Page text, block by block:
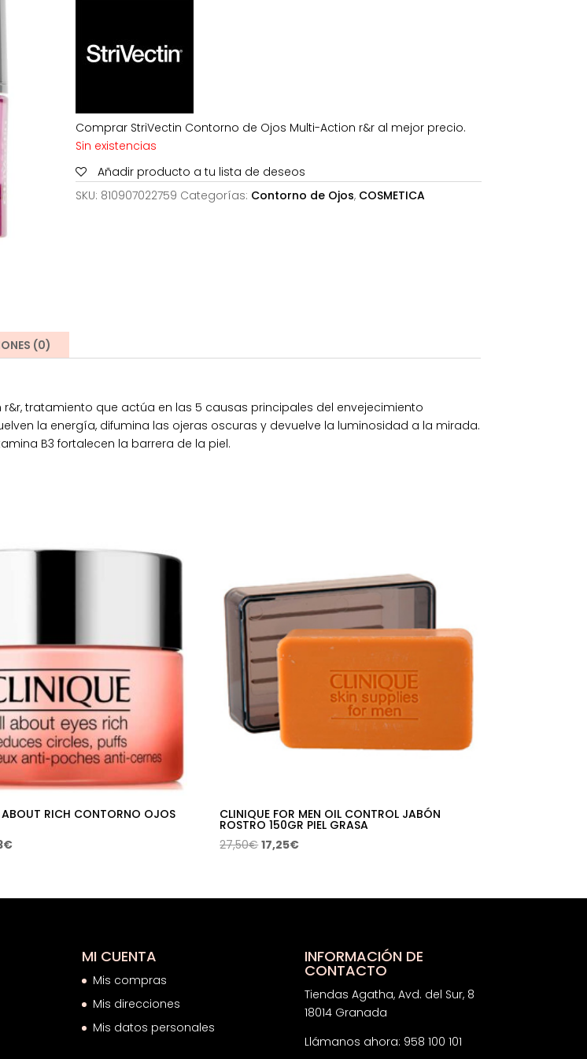
Comprar StriVectin Contorno de Ojos Multi-Action r&r al mejor precio.
Sin existencias
Añadir producto a tu lista de deseos
SKU: 810907022759 Categorías: Contorno de Ojos, COSMETICA
(0)
tratamiento que actúa en las 5 causas principales del envejecimiento
la energía, difumina las ojeras oscuras y devuelve la luminosidad a la mirada.
B3 fortalecen la barrera de la piel.
ABOUT RICH CONTORNO OJOS
€El
es:
CLINIQUE FOR MEN OIL CONTROL JABÓN
ROSTRO 150GR PIEL GRASA
27,50€El
era:
17,25€El
es:
MI CUENTA
Mis compras
Mis direcciones
Mis datos personales
INFORMACIÓN DE
CONTACTO
Tiendas Agatha, Avd. del Sur, 8
18014 Granada
Llámanos ahora: 958 100 101